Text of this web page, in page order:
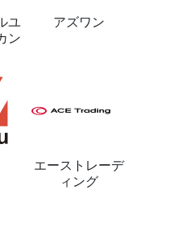
ユ
ン
アズワン
エーストレーデ
ィング